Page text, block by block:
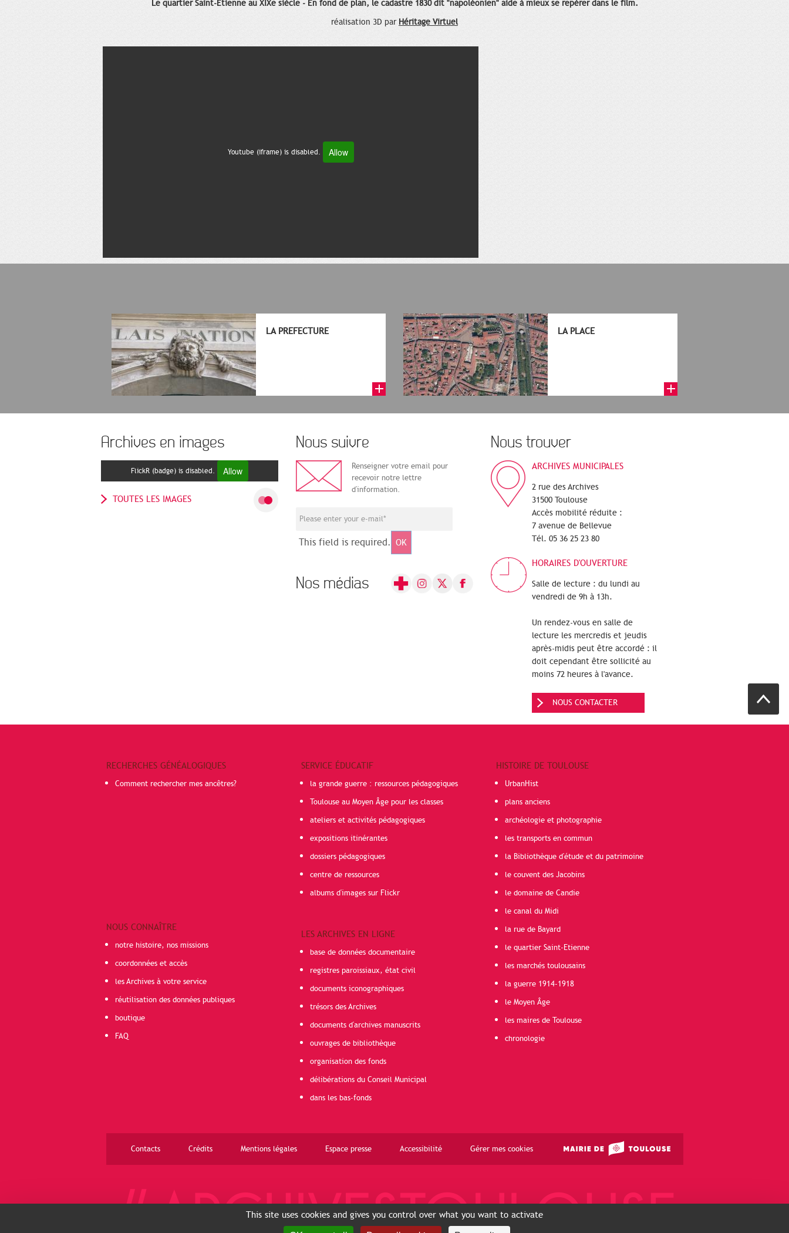
Le quartier Saint-Etienne au XIXe siècle - En fond de plan, le cadastre 1830 dit "napoléonien" aide à mieux se repérer dans le film.
réalisation 3D par Héritage Virtuel
Youtube (iframe) is disabled. Allow
LA PREFECTURE LA PLACE
Archives en images
FlickR (badge) is disabled. Allow
TOUTES LES IMAGES
Nous suivre
Renseigner votre email pour
recevoir notre lettre
d'information.
This field is required. OK
Nos médias
Nous trouver
ARCHIVES MUNICIPALES
2 rue des Archives
31500 Toulouse
Accès mobilité réduite :
7 avenue de Bellevue
Tél. 05 36 25 23 80
HORAIRES D'OUVERTURE
Salle de lecture : du lundi au
vendredi de 9h à 13h.
Un rendez-vous en salle de
lecture les mercredis et jeudis
après-midis peut être accordé : il
doit cependant être sollicité au
moins 72 heures à l'avance.
NOUS CONTACTER
RECHERCHES GÉNÉALOGIQUES
Comment rechercher mes ancêtres?
NOUS CONNAÎTRE
notre histoire, nos missions
coordonnées et accès
les Archives à votre service
réutilisation des données publiques
boutique
FAQ
SERVICE ÉDUCATIF
la grande guerre : ressources pédagogiques
Toulouse au Moyen Âge pour les classes
ateliers et activités pédagogiques
expositions itinérantes
dossiers pédagogiques
centre de ressources
albums d'images sur Flickr
LES ARCHIVES EN LIGNE
base de données documentaire
registres paroissiaux, état civil
documents iconographiques
trésors des Archives
documents d'archives manuscrits
ouvrages de bibliothèque
organisation des fonds
délibérations du Conseil Municipal
dans les bas-fonds
HISTOIRE DE TOULOUSE
UrbanHist
plans anciens
archéologie et photographie
les transports en commun
la Bibliothèque d'étude et du patrimoine
le couvent des Jacobins
le domaine de Candie
le canal du Midi
la rue de Bayard
le quartier Saint-Etienne
les marchés toulousains
la guerre 1914-1918
le Moyen Âge
les maires de Toulouse
chronologie
Contacts Crédits Mentions légales Espace presse Accessibilité Gérer mes cookies
This site uses cookies and gives you control over what you want to activate